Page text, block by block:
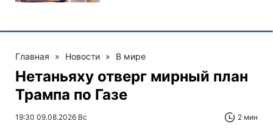
Главная » Новости » В мире
Нетаньяху отверг мирный план
Трампа по Газе
19:30 09.08.2026 Вс 2 мин